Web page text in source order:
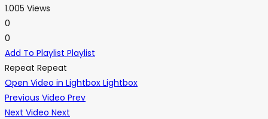
1.005 Views
0
0
Add To Playlist Playlist
Repeat Repeat
Open Video in Lightbox Lightbox
Previous Video Prev
Next Video Next